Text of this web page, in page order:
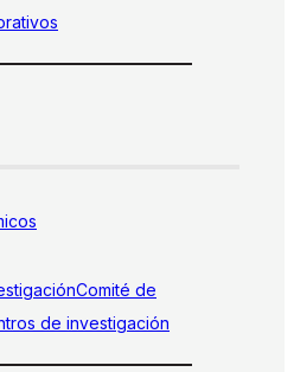
Comité de
de investigación